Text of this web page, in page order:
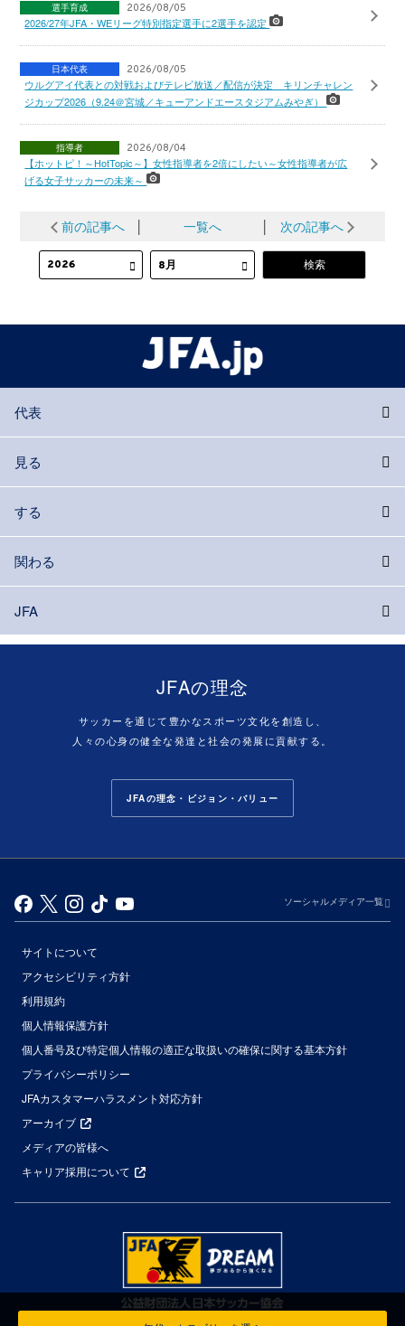
選手育成 2026/08/05
2026/27年JFA・WEリーグ特別指定選手に2選手を認定
日本代表 2026/08/05
ウルグアイ代表との対戦およびテレビ放送／配信が決定 キリンチャレン
ジカップ2026（9.24＠宮城／キューアンドエースタジアムみやぎ）
指導者 2026/08/04
【ホットピ！～HotTopic～】女性指導者を2倍にしたい～女性指導者が広
げる女子サッカーの未来～
前の記事へ 一覧へ 次の記事へ
代表
見る
する
関わる
JFA
JFAの理念
サッカーを通じて豊かなスポーツ文化を創造し、
人々の心身の健全な発達と社会の発展に貢献する。
JFAの理念・ビジョン・バリュー
ソーシャルメディア一覧
サイトについて
アクセシビリティ方針
利用規約
個人情報保護方針
個人番号及び特定個人情報の適正な取扱いの確保に関する基本方針
プライバシーポリシー
JFAカスタマーハラスメント対応方針
アーカイブ
メディアの皆様へ
キャリア採用について